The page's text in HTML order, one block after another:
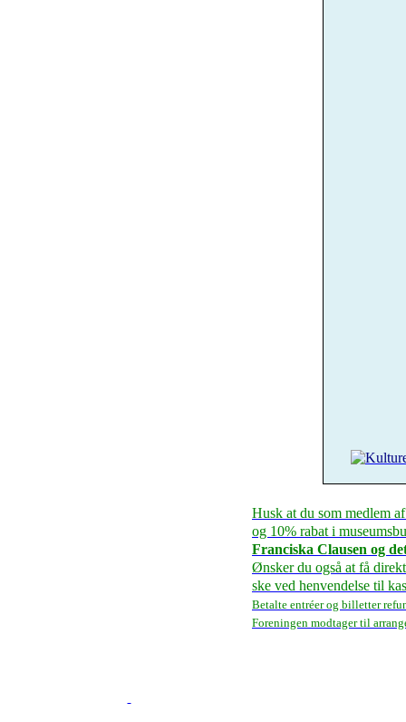
Husk at du som medlem
og 10% rabat i
Franciska Clausen og
Ønsker du også at få
ske ved henvendelse til
Betalte entréer og billetter
Foreningen modtager til